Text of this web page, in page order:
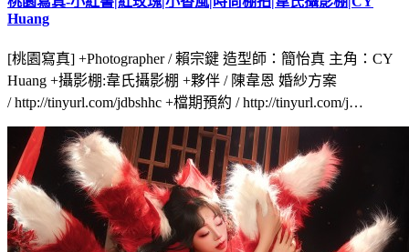
Huang
[桃園寫真] +Photographer / 賴宗鍵 造型師：簡怡真 主角：CY
Huang +攝影棚:韋氏攝影棚 +夥伴 / 陳韋恩 婚紗方案
/ http://tinyurl.com/jdbshhc +檔期預約 / http://tinyurl.com/j…